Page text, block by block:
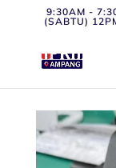
9:30AM -
(SABTU)